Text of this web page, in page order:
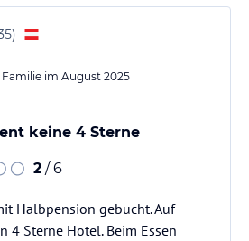
)
Familie im August 2025
keine 4 Sterne
2 / 6
Halbpension gebucht. Auf
4 Sterne Hotel. Beim Essen